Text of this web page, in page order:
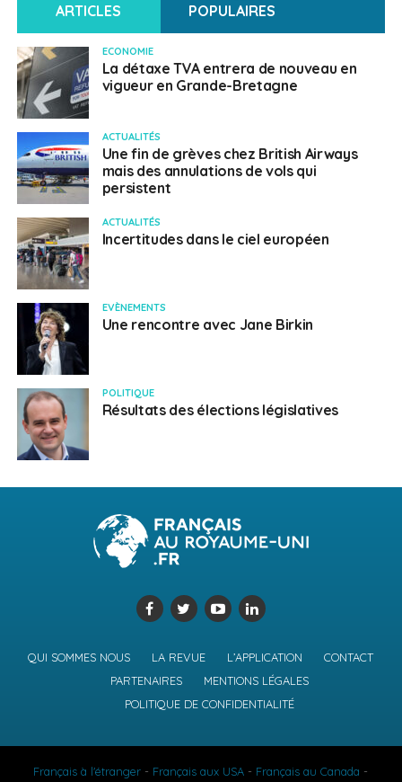
ARTICLES
POPULAIRES
ECONOMIE
La détaxe TVA entrera de nouveau en
vigueur en Grande-Bretagne
ACTUALITÉS
Une fin de grèves chez British Airways
mais des annulations de vols qui
persistent
ACTUALITÉS
Incertitudes dans le ciel européen
EVÈNEMENTS
Une rencontre avec Jane Birkin
POLITIQUE
Résultats des élections législatives
QUI SOMMES NOUS LA REVUE L’APPLICATION
CONTACT
PARTENAIRES
MENTIONS LÉGALES
POLITIQUE DE CONFIDENTIALITÉ
Français à l'étranger - Français aux USA - Français au Canada -